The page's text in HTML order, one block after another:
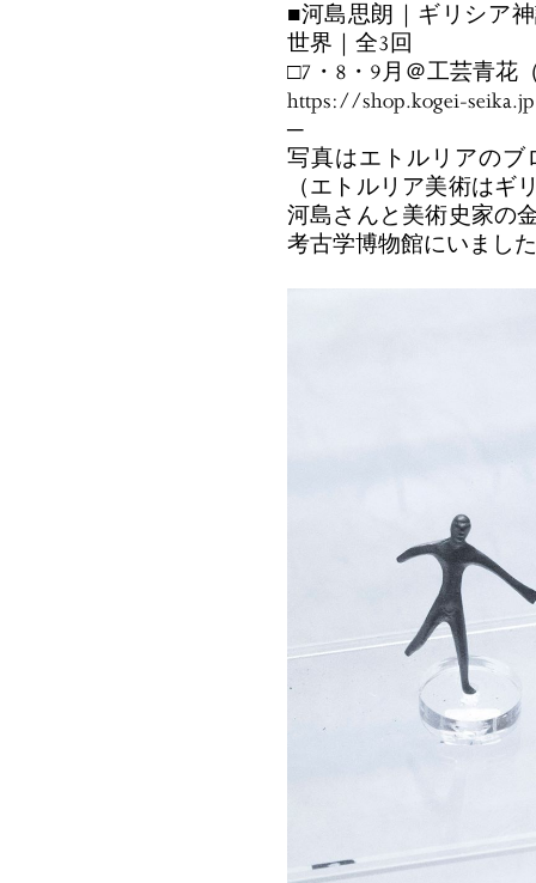
■河島思朗｜ギリシア
世界｜全3回
□7・8・9月＠工芸青花
https://shop.kogei-
─
写真はエトルリアの
（エトルリア美術はギ
河島さんと美術史家の
考古学博物館にいまし